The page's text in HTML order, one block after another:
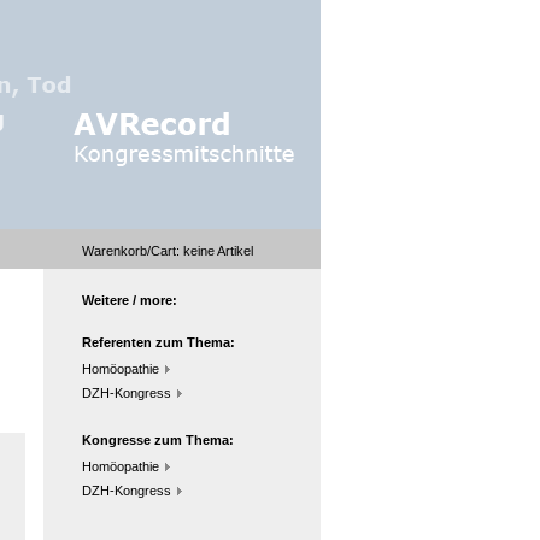
Warenkorb/Cart: keineArtikel
Weitere / more:
Referenten zum Thema:
Homöopathie
DZH-Kongress
Kongresse zum Thema:
Homöopathie
DZH-Kongress